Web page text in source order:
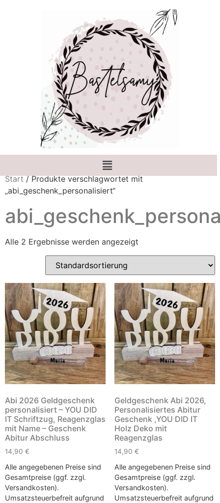
Start/ Produkte verschlagwortet mit
„abi_geschenk_personalisiert“
Alle 2 Ergebnisse werden angezeigt
Abi 2026 Geldgeschenk
personalisiert – YOU DID
IT Schriftzug, Reagenzglas
mit Name – Geschenk
Abitur Abschluss
14,90 €
Alle angegebenen Preise sind
Gesamtpreise (ggf. zzgl.
Versandkosten).
Umsatzsteuerbefreit aufgrund
Geldgeschenk Abi 2026,
Personalisiertes Abitur
Geschenk ,YOU DID IT
Holz Deko mit
Reagenzglas
14,90 €
Alle angegebenen Preise sind
Gesamtpreise (ggf. zzgl.
Versandkosten).
Umsatzsteuerbefreit aufgrund